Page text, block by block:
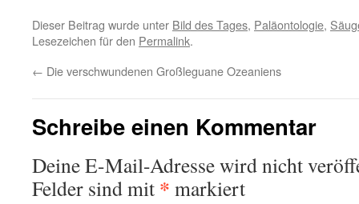
Dieser Beitrag wurde unter Bild des Tages, Paläontologie,
Lesezeichen für den Permalink.
← Die verschwundenen Großleguane Ozeaniens
Schreibe einen Kommentar
Deine E-Mail-Adresse wird nicht
Felder sind mit * markiert